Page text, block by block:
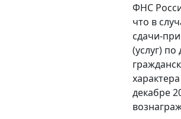
ФНС
что в
сдачи-
(услуг) по
декабре